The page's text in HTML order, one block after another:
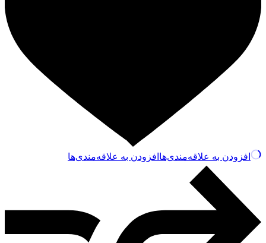
افزودن به علاقه‌مندی‌ها افزودن به علاقه‌مندی‌ها